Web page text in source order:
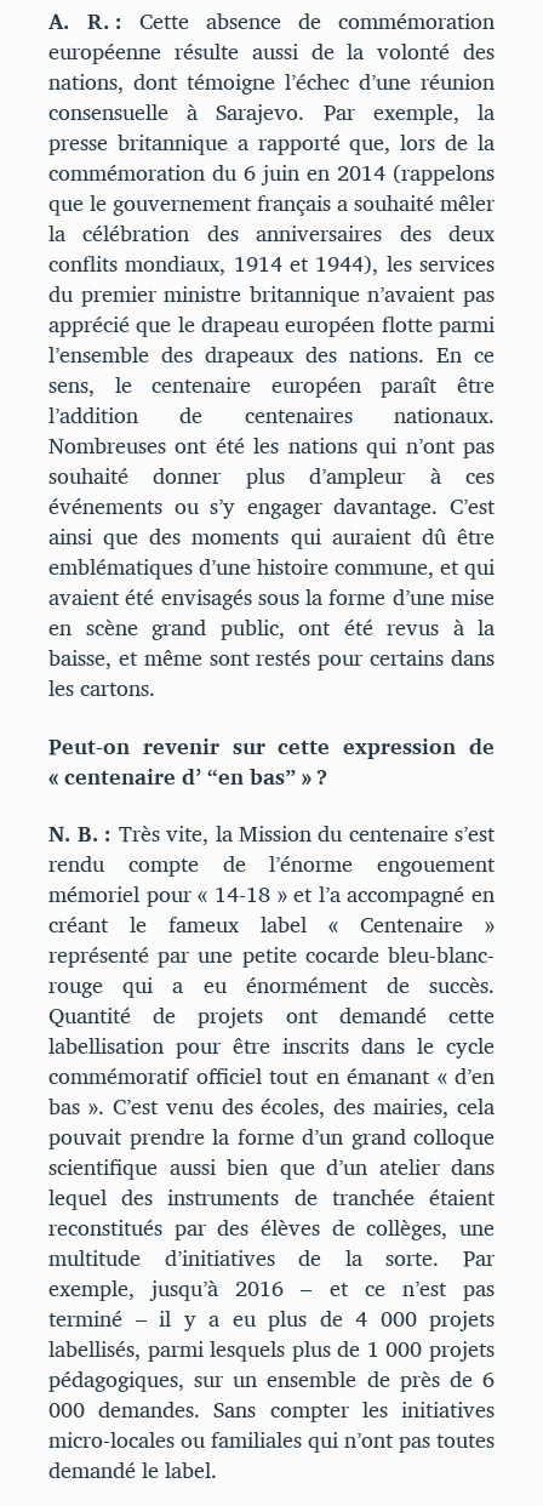
A. R. : Cette absence de commémoration
européenne résulte aussi de la volonté des
nations, dont témoigne l’échec d’une réunion
consensuelle à Sarajevo. Par exemple, la
presse britannique a rapporté que, lors de la
commémoration du 6 juin en 2014 (rappelons
que le gouvernement français a souhaité mêler
la célébration des anniversaires des deux
conflits mondiaux, 1914 et 1944), les services
du premier ministre britannique n’avaient pas
apprécié que le drapeau européen flotte parmi
l’ensemble des drapeaux des nations. En ce
sens, le centenaire européen paraît être
l’addition de centenaires nationaux.
Nombreuses ont été les nations qui n’ont pas
souhaité donner plus d’ampleur à ces
événements ou s’y engager davantage. C’est
ainsi que des moments qui auraient dû être
emblématiques d’une histoire commune, et qui
avaient été envisagés sous la forme d’une mise
en scène grand public, ont été revus à la
baisse, et même sont restés pour certains dans
les cartons.
Peut-on revenir sur cette expression de
« centenaire d’ “en bas” » ?
N. B. : Très vite, la Mission du centenaire s’est
rendu compte de l’énorme engouement
mémoriel pour « 14-18 » et l’a accompagné en
créant le fameux label « Centenaire »
représenté par une petite cocarde bleu-blanc-
rouge qui a eu énormément de succès.
Quantité de projets ont demandé cette
labellisation pour être inscrits dans le cycle
commémoratif officiel tout en émanant « d’en
bas ». C’est venu des écoles, des mairies, cela
pouvait prendre la forme d’un grand colloque
scientifique aussi bien que d’un atelier dans
lequel des instruments de tranchée étaient
reconstitués par des élèves de collèges, une
multitude d’initiatives de la sorte. Par
exemple, jusqu’à 2016 – et ce n’est pas
terminé – il y a eu plus de 4 000 projets
labellisés, parmi lesquels plus de 1 000 projets
pédagogiques, sur un ensemble de près de 6
000 demandes. Sans compter les initiatives
micro-locales ou familiales qui n’ont pas toutes
demandé le label.